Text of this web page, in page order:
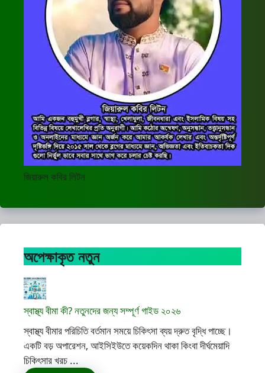
জিয়ারুল কবির লিটন
অপেক্ষাকৃত নতুন
স্বাস্থ্য বীমা কী? নতুনদের জন্য সম্পূর্ণ গাইড ২০২৬
স্বাস্থ্য বীমার পরিচিতি বর্তমান সময়ে চিকিৎসা ব্যয় দ্রুত বৃদ্ধি পাচ্ছে।
একটি বড় অপারেশন, আইসিইউতে কয়েকদিন থাকা কিংবা দীর্ঘমেয়াদি
চিকিৎসার খরচ ...